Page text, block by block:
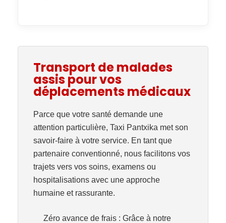
Transport de malades
assis pour vos
déplacements médicaux
Parce que votre santé demande une
attention particulière, Taxi Pantxika met son
savoir-faire à votre service. En tant que
partenaire conventionné, nous facilitons vos
trajets vers vos soins, examens ou
hospitalisations avec une approche
humaine et rassurante.
Zéro avance de frais : Grâce à notre